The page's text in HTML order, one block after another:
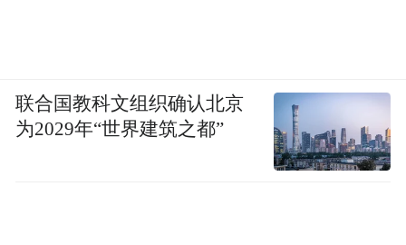
联合国教科文组织确认北京
为2029年“世界建筑之都”